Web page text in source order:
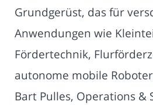
Grundgerüst, das für
Anwendungen wie
Fördertechnik,
autonome mobile
Bart Pulles, Operations &